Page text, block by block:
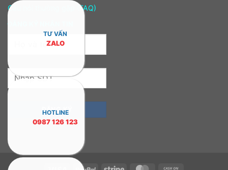
Câu hỏi thường gặp (FAQ)
TƯ VẤN
ZALO
HOTLINE
0987 126 123